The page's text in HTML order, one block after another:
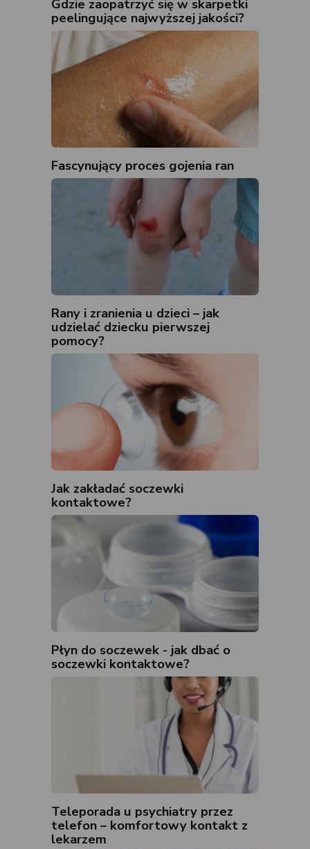
Gdzie zaopatrzyć się w skarpetki
peelingujące najwyższej jakości?
Fascynujący proces gojenia ran
Rany i zranienia u dzieci – jak
udzielać dziecku pierwszej
pomocy?
Jak zakładać soczewki
kontaktowe?
Płyn do soczewek - jak dbać o
soczewki kontaktowe?
Teleporada u psychiatry przez
telefon – komfortowy kontakt z
lekarzem